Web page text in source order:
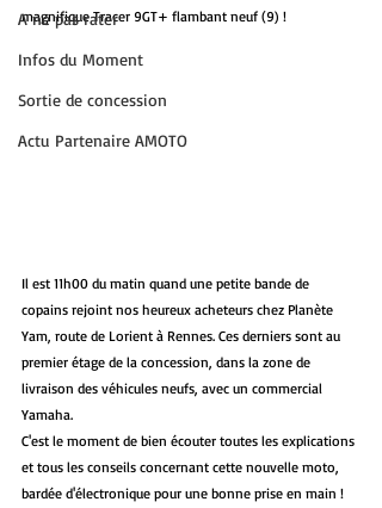
A ne pas rater
Infos du Moment
Sortie de concession
Actu Partenaire AMOTO
magnifique Tracer 9GT+ flambant neuf (9) !
Il est 11h00 du matin quand une petite bande de
copains rejoint nos heureux acheteurs chez Planète
Yam, route de Lorient à Rennes. Ces derniers sont au
premier étage de la concession, dans la zone de
livraison des véhicules neufs, avec un commercial
Yamaha.
C'est le moment de bien écouter toutes les explications
et tous les conseils concernant cette nouvelle moto,
bardée d'électronique pour une bonne prise en main !